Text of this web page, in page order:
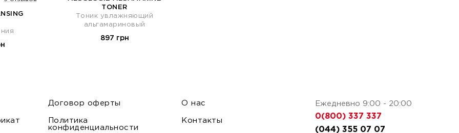
TONER
Тоник увлажняющий
альгамариновый
897 грн
Договор оферты
Политика
конфиденциальности
О нас
Контакты
Ежедневно 9:00 - 20:00
0(800) 337 337
(044) 355 07 07